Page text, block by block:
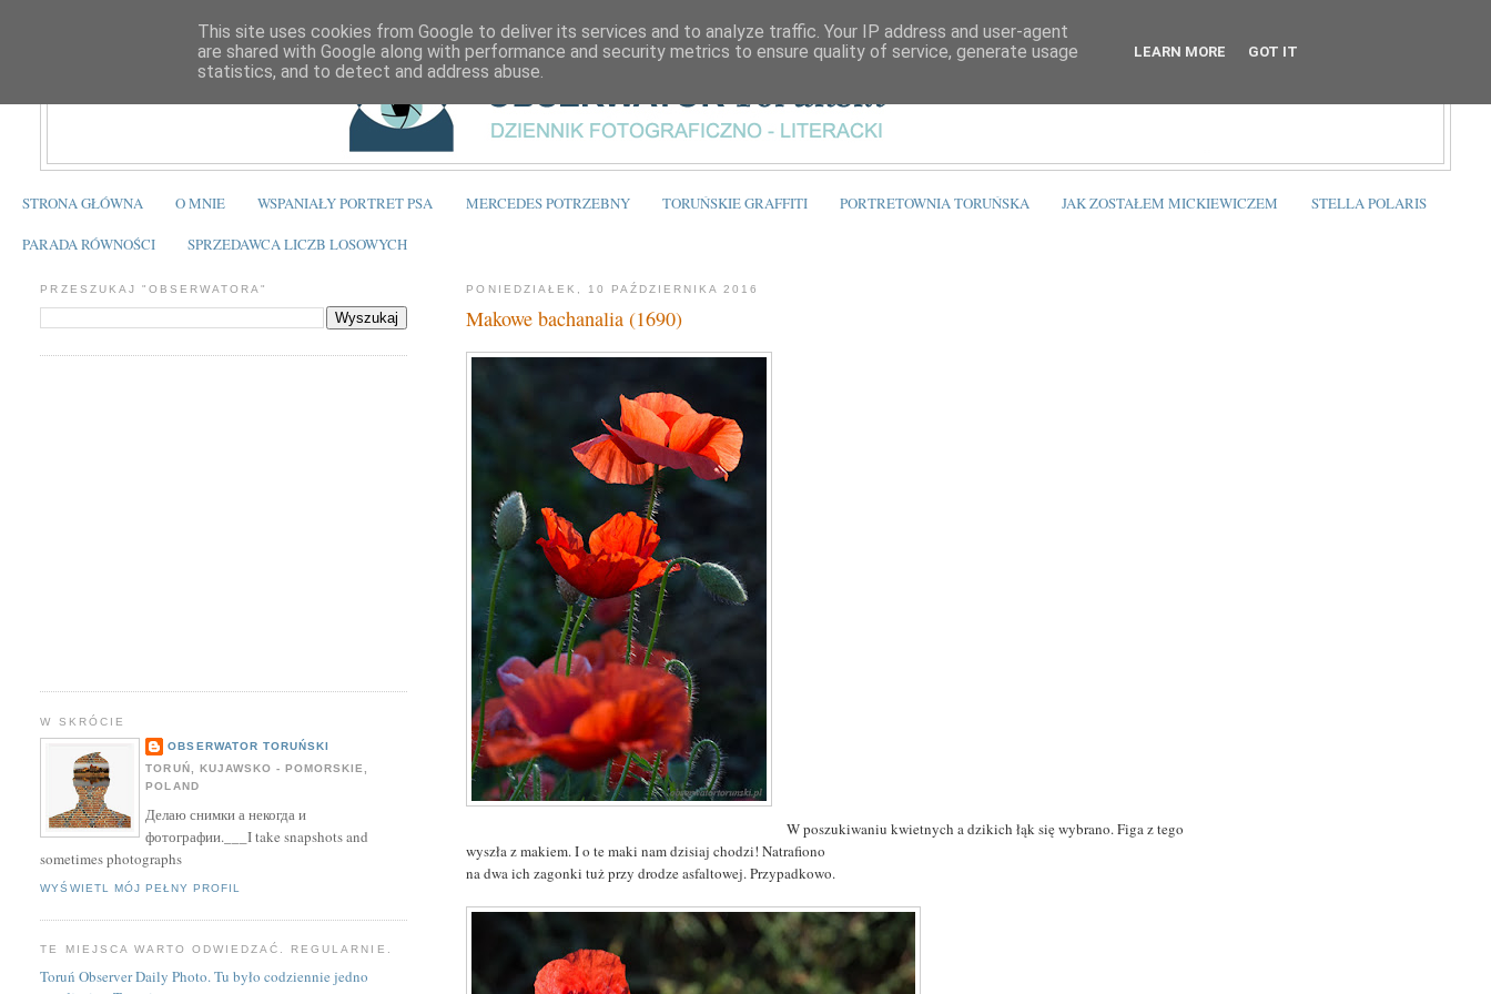
STRONA GŁÓWNA O MNIE WSPANIAŁY PORTRET PSA MERCEDES POTRZEBNY TORUŃSKIE GRAFFITI PORTRETOWNIA TORUŃSKA JAK ZOSTAŁEM MICKIEWICZEM STELLA POLARIS
PARADA RÓWNOŚCI SPRZEDAWCA LICZB LOSOWYCH
PONIEDZIAŁEK, 10 PAŹDZIERNIKA 2016
Makowe bachanalia (1690)
W poszukiwaniu kwietnych a dzikich łąksię wybrano. Figa z tego
wyszła z makiem. I o te maki nam dzisiaj chodzi! Natrafiono
na dwa ich zagonki tuż przy drodze asfaltowej. Przypadkowo.
PRZESZUKAJ "OBSERWATORA"
W SKRÓCIE
OBSERWATOR TORUŃSKI
TORUŃ, KUJAWSKO - POMORSKIE,
POLAND
Делаю снимки а некогда и
фотографии.___I take snapshots and
sometimes photographs
WYŚWIETL MÓJ PEŁNY PROFIL
TE MIEJSCA WARTO ODWIEDZAĆ. REGULARNIE.
Toruń Observer Daily Photo. Tu było codziennie jedno
This site uses cookies from Google to deliver its services and to analyze traffic. Your IP address and user-agent
are shared with Google along with performance and security metrics to ensure quality of service, generate usage
statistics, and to detect and address abuse.
LEARN MORE GOT IT